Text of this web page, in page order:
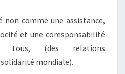
non comme une assistance,
et une coresponsabilité
tous, (des relations
mondiale).